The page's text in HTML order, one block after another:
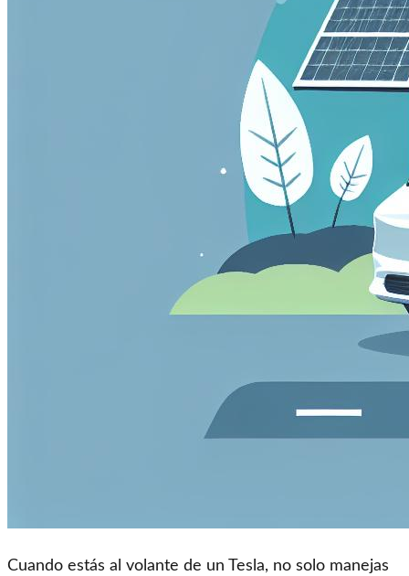
Cuando estás al volante de un Tesla, no solo manejas